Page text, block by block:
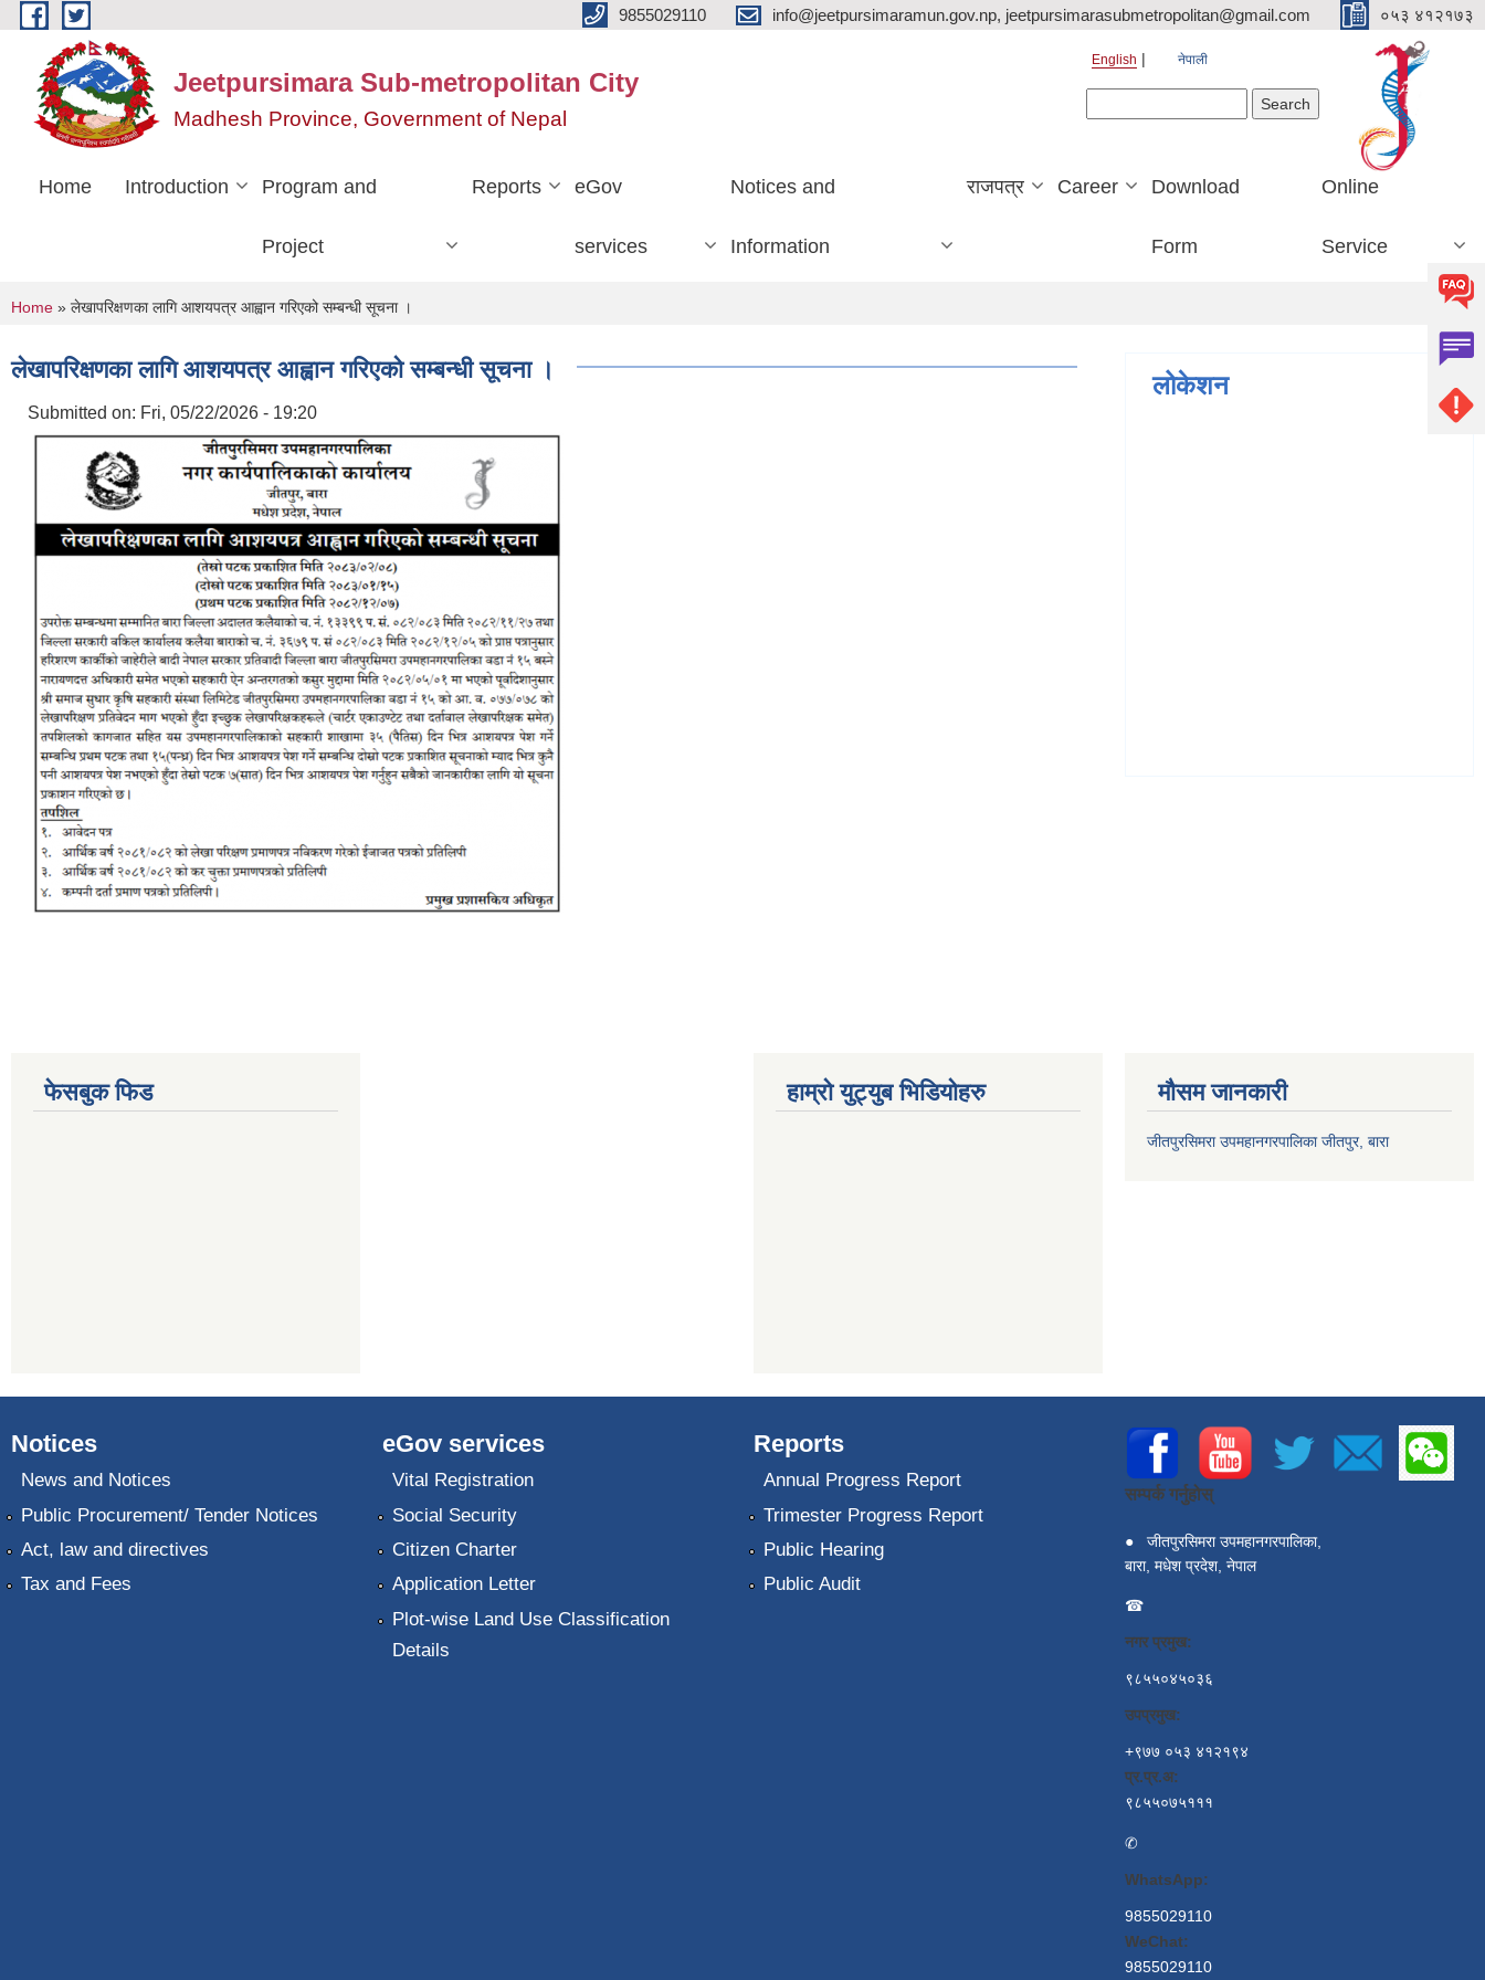
Skip to main content 9855029110 info@jeetpursimaramun.gov.np, jeetpursimarasubmetropolitan@gmail.com ०५३ ४१२१७३
Jeetpursimara Sub-metropolitan City
Madhesh Province, Government of Nepal
English नेपाली
Home Introduction Program and
Project
Reports eGov
services
Notices and
Information
राजपत्र Career Download
Form
Online
Service
You are here
Home » लेखापरिक्षणका लागि आशयपत्र आह्वान गरिएको सम्बन्धी सूचना ।
लेखापरिक्षणका लागि आशयपत्र आह्वान गरिएको सम्बन्धी सूचना ।
Submitted on: Fri, 05/22/2026 - 19:20
लोकेशन
फेसबुक फिड हाम्रो युट्युब भिडियोहरु मौसम जानकारी
जीतपुरसिमरा उपमहानगरपालिका जीतपुर, बारा
Notices
News and Notices
Public Procurement/ Tender Notices
Act, law and directives
Tax and Fees
eGov services
Vital Registration
Social Security
Citizen Charter
Application Letter
Plot-wise Land Use Classification
Details
Reports
Annual Progress Report
Trimester Progress Report
Public Hearing
Public Audit
सम्पर्क गर्नुहोस्
●
जीतपुरसिमरा उपमहानगरपालिका,
बारा, मधेश प्रदेश, नेपाल
☎
नगर प्रमुख:
९८५५०४५०३६
उपप्रमुख:
+९७७ ०५३ ४१२१९४
प्र.प्र.अ:
९८५५०७५१११
✆
WhatsApp:
9855029110
WeChat:
9855029110